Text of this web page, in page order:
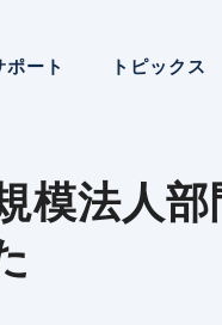
ポート トピックス
模法人